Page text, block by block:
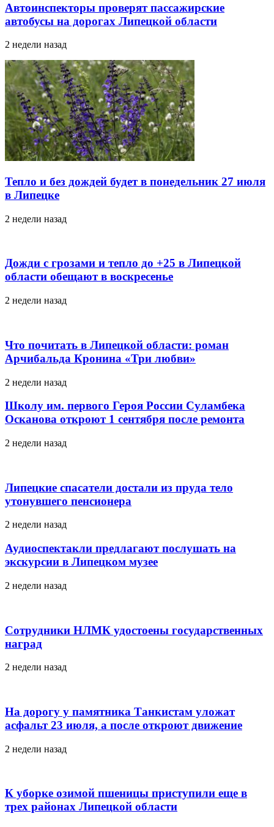
Автоинспекторы проверят пассажирские
автобусы на дорогах Липецкой области
2 недели назад
Тепло и без дождей будет в понедельник 27 июля
в Липецке
2 недели назад
Дожди с грозами и тепло до +25 в Липецкой
области обещают в воскресенье
2 недели назад
Что почитать в Липецкой области: роман
Арчибальда Кронина «Три любви»
2 недели назад
Школу им. первого Героя России Суламбека
Осканова откроют 1 сентября после ремонта
2 недели назад
Липецкие спасатели достали из пруда тело
утонувшего пенсионера
2 недели назад
Аудиоспектакли предлагают послушать на
экскурсии в Липецком музее
2 недели назад
Сотрудники НЛМК удостоены государственных
наград
2 недели назад
На дорогу у памятника Танкистам уложат
асфальт 23 июля, а после откроют движение
2 недели назад
К уборке озимой пшеницы приступили еще в
трех районах Липецкой области